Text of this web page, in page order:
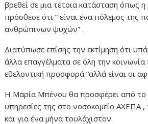
βρεθεί σε μια τέτοια κατάσταση όπως η
πρόσθεσε ότι ” είναι ένα πόλεμος της
ανθρώπινων ψυχών” .
Διατύπωσε επίσης την εκτίμηση ότι
άλλα επαγγέλματα σε όλη την
εθελοντική προσφορά “αλλά είναι οι
Η Μαρία Μπένου θα προσφέρει από το
υπηρεσίες της στο νοσοκομείο ΑΧΕΠΑ ,
και για ένα μήνα τουλάχιστον.